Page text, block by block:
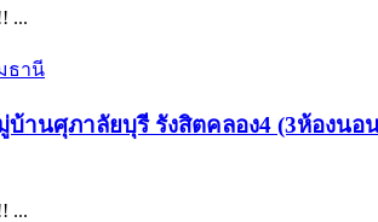
...
ธานี
นศุภาลัยบุรี รังสิตคลอง4 (3ห้องนอ
...